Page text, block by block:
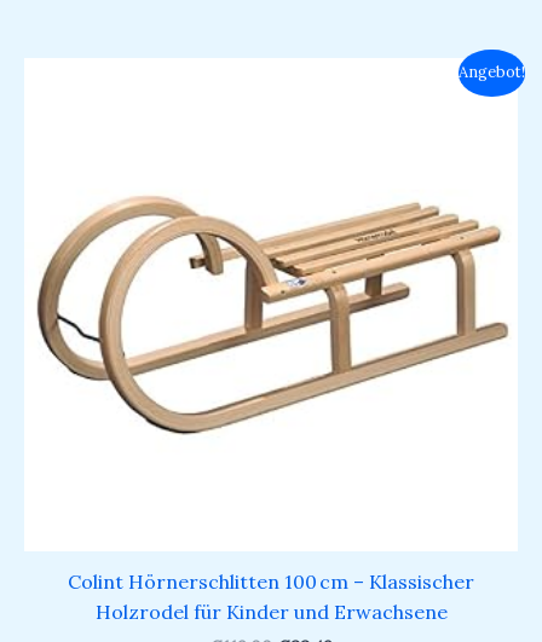
Angebot!
Colint Hörnerschlitten 100 cm – Klassischer
Holzrodel für Kinder und Erwachsene